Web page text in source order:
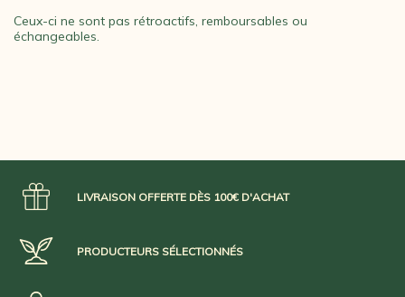
Ceux-ci ne sont pas rétroactifs, remboursables ou
échangeables.
LIVRAISON OFFERTE DÈS 100€ D'ACHAT
PRODUCTEURS SÉLECTIONNÉS